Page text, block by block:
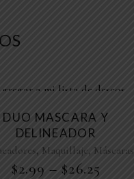
a mi lista de deseos
DUO MASCARA Y
DELINEADOR
, Maquillaje, Máscaras
$2.99 – $26.25